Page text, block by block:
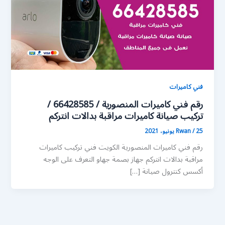
فني كاميرات
رقم فني كاميرات المنصورية / 66428585 /
تركيب صيانة كاميرات مراقبة بدالات انتركم
Rwan/25 يونيو، 2021
رقم فني كاميرات المنصورية الكويت فني تركيب كاميرات
مراقبة بدالات انتركم جهاز بصمة جهاو التعرف على الوجه
أكسس كنترول صيانة […]